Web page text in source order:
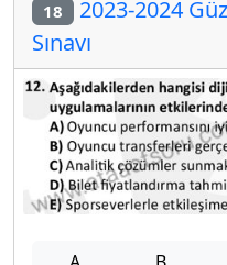
18 2023-2024
Sınavı